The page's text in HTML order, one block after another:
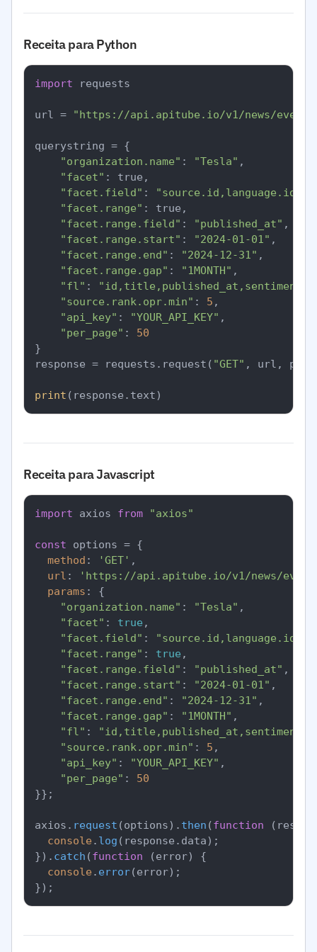
Receita para Python
import requests
url = "https://api.apitube.io/v1/news/
querystring = {
"organization.name" : "Tesla" ,
"facet" : true,
"facet.field" :
"facet.range" : true,
"facet.range.field" : "published_at" ,
"facet.range.start" : "2024-01-01" ,
"facet.range.end" : "2024-12-31" ,
"facet.range.gap" : "1MONTH" ,
"fl" :
"source.rank.opr.min" : 5 ,
"api_key" : "YOUR_API_KEY" ,
"per_page" : 50
}
response = requests.request( "GET" , url,
print
Receita para Javascript
import axios from "axios"
const options = {
method : 'GET' ,
url :
'https://api.apitube.io/v1/news/
params : {
"organization.name" : "Tesla" ,
"facet" : true ,
"facet.field" :
"facet.range" : true ,
"facet.range.field" : "published_at" ,
"facet.range.start" : "2024-01-01" ,
"facet.range.end" : "2024-12-31" ,
"facet.range.gap" : "1MONTH" ,
"fl" :
"source.rank.opr.min" : 5 ,
"api_key" : "YOUR_API_KEY" ,
"per_page" : 50
}};
axios. request (options). then (function (
console . log (response. data);
}). catch (function (error) {
console . error(error);